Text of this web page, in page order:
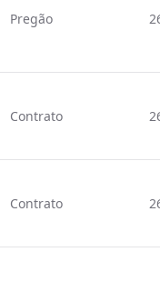
Pregão
Contrato
Contrato